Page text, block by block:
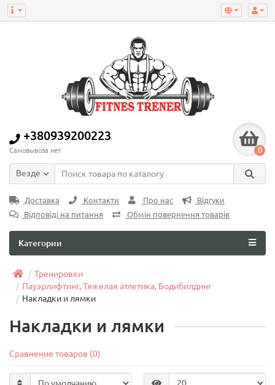
+380939200223
Самовывоза нет 0
Везде
Доставка Контакти Про нас
Відгуки
Відповіді на питання
Обмін повернення товарів
Категории
Тренировки
Пауэрлифтинг, Тяжелая атлетика, Бодибилдинг
Накладки и лямки
Накладки и лямки
Сравнение товаров (0)